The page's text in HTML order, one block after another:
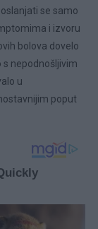
se samo
i izvoru
bolova dovelo
s nepodnošljivim
u
poput